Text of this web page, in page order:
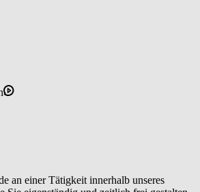
an einer Tätigkeit innerhalb unseres